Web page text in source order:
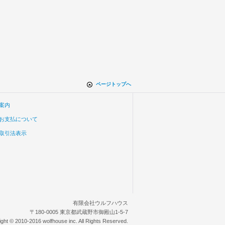
ページトップへ
内
支払について
引法表示
有限会社ウルフハウス
〒180-0005 東京都武蔵野市御殿山1-5-7
© 2010-2016 wolfhouse inc. All Rights Reserved.